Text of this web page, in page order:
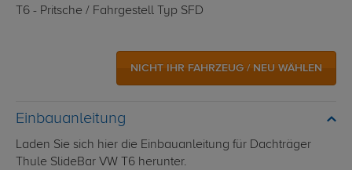
T6 - Pritsche / Fahrgestell Typ SFD
NICHT IHR FAHRZEUG / NEU WÄHLEN
Einbauanleitung
Laden Sie sich hier die Einbauanleitung für Dachträger
Thule SlideBar VW T6 herunter.